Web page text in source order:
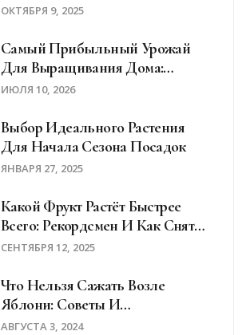
ОКТЯБРЯ 9, 2025
Самый Прибыльный Урожай
Для Выращивания Дома:
Рейтинг Овощей И Зелени
ИЮЛЯ 10, 2026
Выбор Идеального Растения
Для Начала Сезона Посадок
ЯНВАРЯ 27, 2025
Какой Фрукт Растёт Быстрее
Всего: Рекордсмен И Как Снять
Урожай За 60 Дней
СЕНТЯБРЯ 12, 2025
Что Нельзя Сажать Возле
Яблони: Советы И
Рекомендации
АВГУСТА 3, 2024